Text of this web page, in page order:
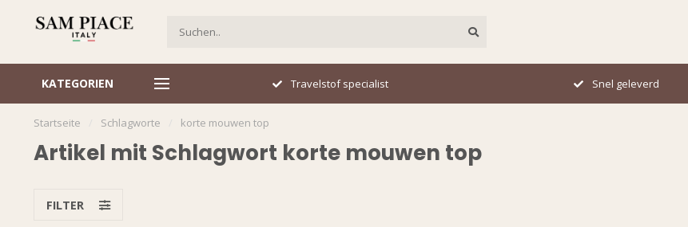
KATEGORIEN
Italiaans design Travelstof specialist Snel geleverd
Startseite Schlagworte korte mouwen top
Artikel mit Schlagwort korte mouwen top
FILTER